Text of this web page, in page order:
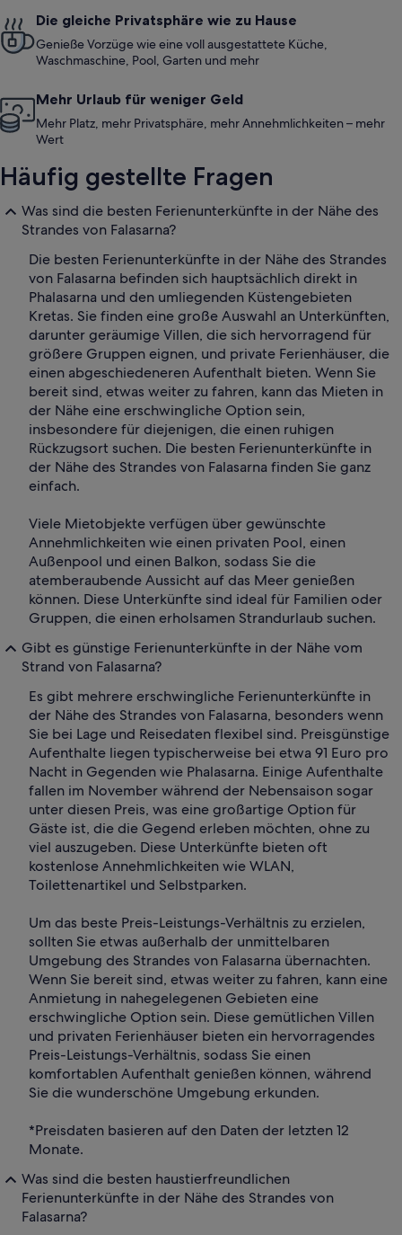
Die gleiche Privatsphäre wie zu Hause
Genieße Vorzüge wie eine voll ausgestattete Küche,
Waschmaschine, Pool, Garten und mehr
Mehr Urlaub für weniger Geld
Mehr Platz, mehr Privatsphäre, mehr Annehmlichkeiten – mehr
Wert
Häufig gestellte Fragen
Was sind die besten Ferienunterkünfte in der Nähe des
Strandes von Falasarna?
Die besten Ferienunterkünfte in der Nähe des Strandes
von Falasarna befinden sich hauptsächlich direkt in
Phalasarna und den umliegenden Küstengebieten
Kretas. Sie finden eine große Auswahl an Unterkünften,
darunter geräumige Villen, die sich hervorragend für
größere Gruppen eignen, und private Ferienhäuser, die
einen abgeschiedeneren Aufenthalt bieten. Wenn Sie
bereit sind, etwas weiter zu fahren, kann das Mieten in
der Nähe eine erschwingliche Option sein,
insbesondere für diejenigen, die einen ruhigen
Rückzugsort suchen. Die besten Ferienunterkünfte in
der Nähe des Strandes von Falasarna finden Sie ganz
einfach.
Viele Mietobjekte verfügen über gewünschte
Annehmlichkeiten wie einen privaten Pool, einen
Außenpool und einen Balkon, sodass Sie die
atemberaubende Aussicht auf das Meer genießen
können. Diese Unterkünfte sind ideal für Familien oder
Gruppen, die einen erholsamen Strandurlaub suchen.
Gibt es günstige Ferienunterkünfte in der Nähe vom
Strand von Falasarna?
Es gibt mehrere erschwingliche Ferienunterkünfte in
der Nähe des Strandes von Falasarna, besonders wenn
Sie bei Lage und Reisedaten flexibel sind. Preisgünstige
Aufenthalte liegen typischerweise bei etwa 91 Euro pro
Nacht in Gegenden wie Phalasarna. Einige Aufenthalte
fallen im November während der Nebensaison sogar
unter diesen Preis, was eine großartige Option für
Gäste ist, die die Gegend erleben möchten, ohne zu
viel auszugeben. Diese Unterkünfte bieten oft
kostenlose Annehmlichkeiten wie WLAN,
Toilettenartikel und Selbstparken.
Um das beste Preis-Leistungs-Verhältnis zu erzielen,
sollten Sie etwas außerhalb der unmittelbaren
Umgebung des Strandes von Falasarna übernachten.
Wenn Sie bereit sind, etwas weiter zu fahren, kann eine
Anmietung in nahegelegenen Gebieten eine
erschwingliche Option sein. Diese gemütlichen Villen
und privaten Ferienhäuser bieten ein hervorragendes
Preis-Leistungs-Verhältnis, sodass Sie einen
komfortablen Aufenthalt genießen können, während
Sie die wunderschöne Umgebung erkunden.
*Preisdaten basieren auf den Daten der letzten 12
Monate.
Was sind die besten haustierfreundlichen
Ferienunterkünfte in der Nähe des Strandes von
Falasarna?